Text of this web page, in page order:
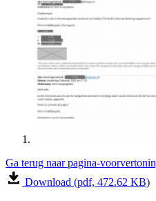
Ga terug naar pagina-
Download (pdf, 472.62 KB)